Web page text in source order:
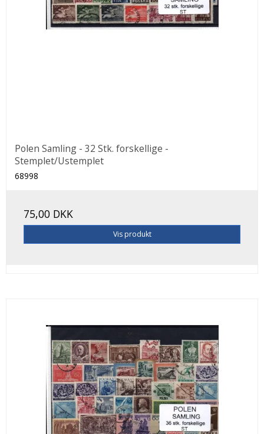
Polen Samling - 32 Stk. forskellige -
Stemplet/Ustemplet
68998
75,00 DKK
Vis produkt